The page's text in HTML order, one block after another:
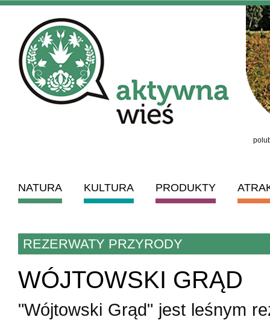
NATURA KULTURA PRODUKTY
REZERWATY PRZYRODY
WÓJTOWSKI GRĄD
"Wójtowski Grąd" jest leśnym